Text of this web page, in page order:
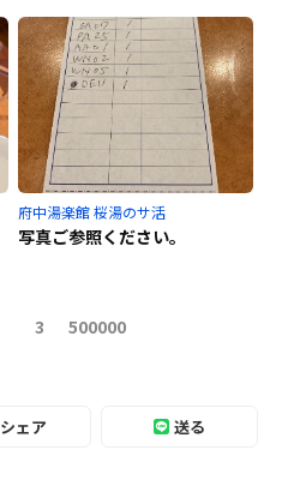
府中湯楽館 桜湯のサ活
写真ご参照ください。
3 500000
シェア 送る